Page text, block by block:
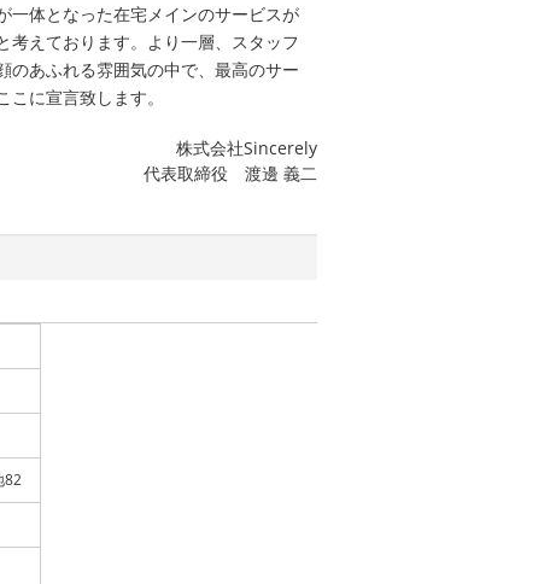
体となった在宅メインのサービスが
考えております。より一層、スタッフ
のあふれる雰囲気の中で、最高のサー
に宣言致します。
株式会社Sincerely
代表取締役 渡邊 義二
82